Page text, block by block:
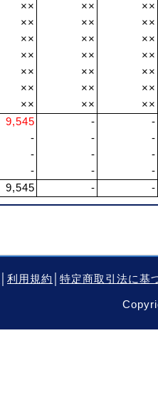
×× ××
××
×× ××
××
×× ××
××
×× ××
××
×× ××
××
×× ××
××
×× ××
××
9,545 -
-
- -
-
- -
-
- -
-
9,545 - -
利用規約 特定商取引法に基